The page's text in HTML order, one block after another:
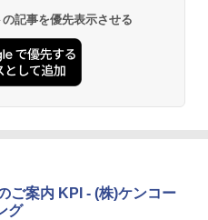
記事を優先表示させる
ご案内 KPI - (株)ケンコー
グ